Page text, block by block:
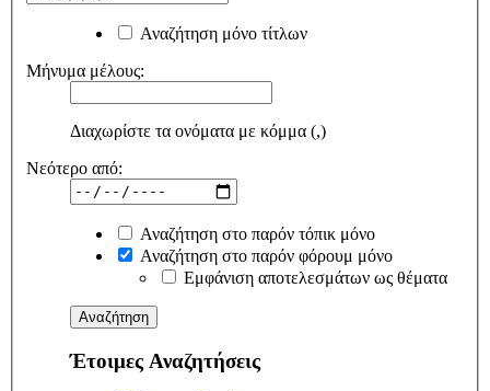
Αναζήτηση μόνο τίτλων
Μήνυμα μέλους:
Διαχωρίστε τα ονόματα με κόμμα (,)
Νεότερο από:
Αναζήτηση στο παρόν τόπικ μόνο
Αναζήτηση στο παρόν φόρουμ μόνο
Εμφάνιση αποτελεσμάτων ως θέματα
Έτοιμες Αναζητήσεις